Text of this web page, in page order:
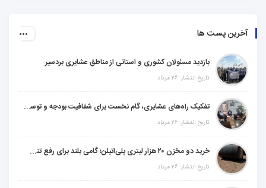
آخرین پست ها
بازدید مسئولان کشوری و استانی از مناطق عشایری بردسیر
تاریخ انتشار: ۲۶ مرداد
تفکیک راه‌های عشایری، گام نخست برای شفافیت بودجه و توسعه پایدار کوچ‌نشینان
تاریخ انتشار: ۲۶ مرداد
خرید دو مخزن ۲۰ هزار لیتری پلی‌اتیلن؛ گامی بلند برای رفع تنش آبی ۸۰ خانوار عشایری "شهرستان شهربابک"
تاریخ انتشار: ۲۶ مرداد